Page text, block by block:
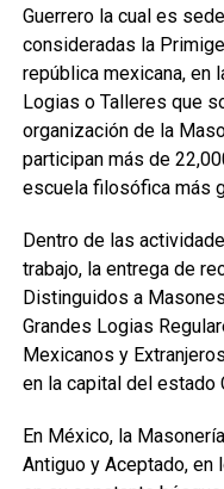
Guerrero la cual es
consideradas la
república mexicana, en
Logias o Talleres que
organización de la
participan más de
escuela filosófica más
Dentro de las
trabajo, la entrega de
Distinguidos a
Grandes Logias
Mexicanos y
en la capital del estado
En México, la
Antiguo y Aceptado,